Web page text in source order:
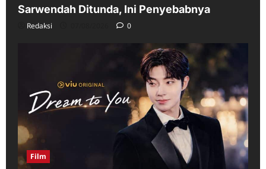
Sarwendah Ditunda, Ini Penyebabnya
Redaksi 0
Film